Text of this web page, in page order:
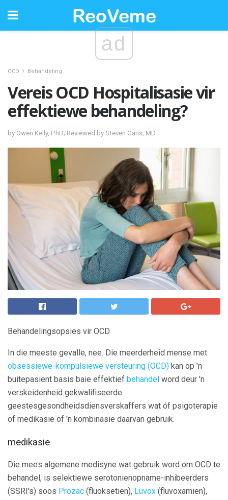
ad
OCD Behandeling
Vereis OCD Hospitalisasie vir
effektiewe behandeling?
by Owen Kelly, PhD; Reviewed by Steven Gans, MD
Behandelingsopsies vir OCD
In die meeste gevalle, nee. Die meerderheid mense met
obsessiewe-kompulsiewe versteuring (OCD) kan op 'n
buitepasiënt basis baie effektief behandel word deur 'n
verskeidenheid gekwalifiseerde
geestesgesondheidsdiensverskaffers wat óf psigoterapie
of medikasie of 'n kombinasie daarvan gebruik.
medikasie
Die mees algemene medisyne wat gebruik word om OCD te
behandel, is selektiewe serotonienopname-inhibeerders
(SSRI's) soos Prozac (fluoksetien), Luvox (fluvoxamien),